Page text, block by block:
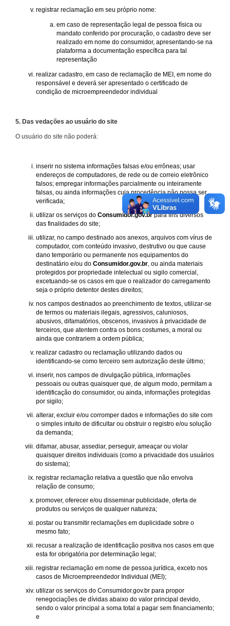
registrar reclamação em seu próprio nome:
em caso de representação legal de pessoa física ou
mandato conferido por procuração, o cadastro deve ser
realizado em nome do consumidor, apresentando-se na
plataforma a documentação específica para tal
representação
realizar cadastro, em caso de reclamação de MEI, em nome do
responsável e deverá ser apresentado o certificado de
condição de microempreendedor individual
5. Das vedações ao usuário do site
O usuário do site não poderá:
inserir no sistema informações falsas e/ou errôneas; usar
endereços de computadores, de rede ou de correio eletrônico
falsos; empregar informações parcialmente ou inteiramente
falsas, ou ainda informações cuja procedência não possa ser
verificada;
utilizar os serviços do Consumidor.gov.brpara fins diversos
das finalidades do site;
utilizar, no campo destinado aos anexos, arquivos com vírus de
computador, com conteúdo invasivo, destrutivo ou que cause
dano temporário ou permanente nos equipamentos do
destinatário e/ou do Consumidor.gov.br , ou ainda materiais
protegidos por propriedade intelectual ou sigilo comercial,
excetuando-se os casos em que o realizador do carregamento
seja o próprio detentor destes direitos;
nos campos destinados ao preenchimento de textos, utilizar-se
de termos ou materiais ilegais, agressivos, caluniosos,
abusivos, difamatórios, obscenos, invasivos à privacidade de
terceiros, que atentem contra os bons costumes, a moral ou
ainda que contrariem a ordem pública;
realizar cadastro ou reclamação utilizando dados ou
identificando-se como terceiro sem autorização deste último;
inserir, nos campos de divulgação pública, informações
pessoais ou outras quaisquer que, de algum modo, permitam a
identificação do consumidor, ou ainda, informações protegidas
por sigilo;
alterar, excluir e/ou corromper dados e informações do site com
o simples intuito de dificultar ou obstruir o registro e/ou solução
da demanda;
difamar, abusar, assediar, perseguir, ameaçar ou violar
quaisquer direitos individuais (como a privacidade dos usuários
do sistema);
registrar reclamação relativa a questão que não envolva
relação de consumo;
promover, oferecer e/ou disseminar publicidade, oferta de
produtos ou serviços de qualquer natureza;
postar ou transmitir reclamações em duplicidade sobre o
mesmo fato;
recusar a realização de identificação positiva nos casos em que
esta for obrigatória por determinação legal;
registrar reclamação em nome de pessoa jurídica, exceto nos
casos de Microempreendedor Individual (MEI);
utilizar os serviços do Consumidor.gov.br para propor
renegociações de dívidas abaixo do valor principal devido,
sendo o valor principal a soma total a pagar sem financiamento;
e